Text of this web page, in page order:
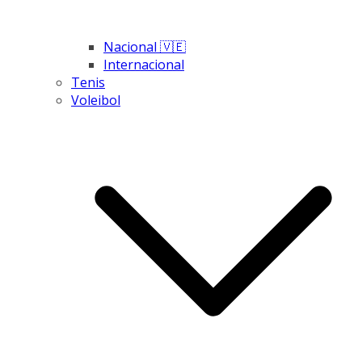
Nacional 🇻🇪
Internacional
Tenis
Voleibol